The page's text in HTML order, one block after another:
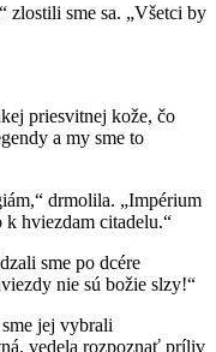
zlostili sme sa. „Všetci by
priesvitnej kože, čo
a my sme to
drmolila. „Impérium
hviezdam citadelu.“
sme po dcére
nie sú božie slzy!“
jej vybrali
vedela rozpoznať príliv